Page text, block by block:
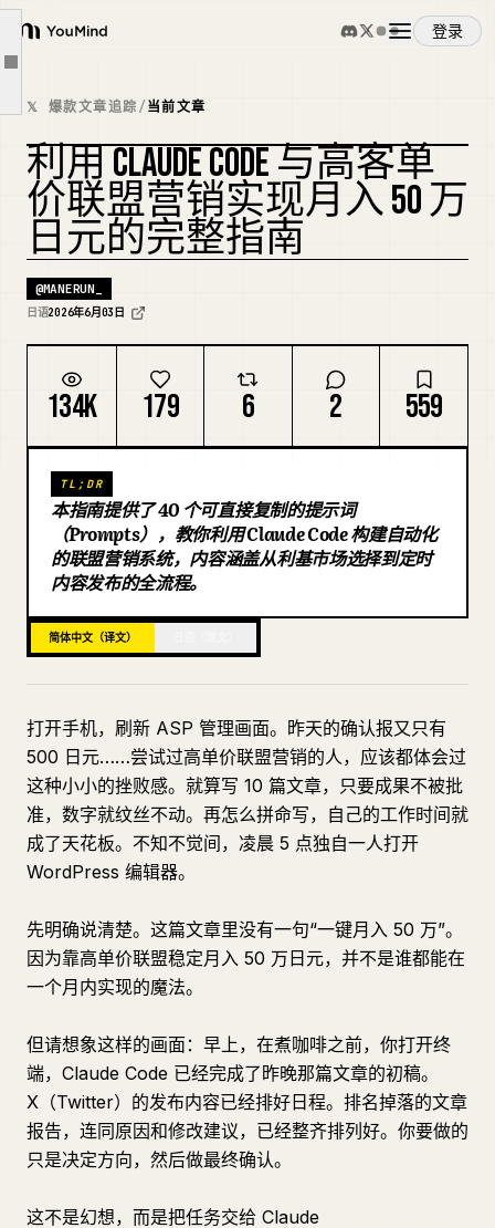
YouMind
登录
概览
使用案例
技能
提示词
下载
文章大纲
第九章：高客单价联盟营销特有的陷阱：自动化前要先清除 4 个
第十章：你应该戒掉的 3 个习惯：用减法成长
结语：月入 50 万日元是靠“设计”而非“魔法”构建的
致读到这里的你
𝕏 爆款文章追踪/当前文章
利用 CLAUDE CODE 与高客单
价联盟营销实现月入 50 万
日元的完整指南
@MANERUN_
日语2026年6月03日
134K 179 6 2 559
TL;DR
本指南提供了 40 个可直接复制的提示词
（Prompts），教你利用 Claude Code 构建自动化
的联盟营销系统，内容涵盖从利基市场选择到定时
内容发布的全流程。
简体中文（译文）
打开手机，刷新 ASP 管理画面。昨天的确认报又只有
500 日元……尝试过高单价联盟营销的人，应该都体会过
这种小小的挫败感。就算写 10 篇文章，只要成果不被批
准，数字就纹丝不动。再怎么拼命写，自己的工作时间就
成了天花板。不知不觉间，凌晨 5 点独自一人打开
WordPress 编辑器。
先明确说清楚。这篇文章里没有一句“一键月入 50 万”。
因为靠高单价联盟稳定月入 50 万日元，并不是谁都能在
一个月内实现的魔法。
但请想象这样的画面：早上，在煮咖啡之前，你打开终
端，Claude Code 已经完成了昨晚那篇文章的初稿。
X（Twitter）的发布内容已经排好日程。排名掉落的文章
报告，连同原因和修改建议，已经整齐排列好。你要做的
只是决定方向，然后做最终确认。
这不是幻想，而是把任务交给 Claude